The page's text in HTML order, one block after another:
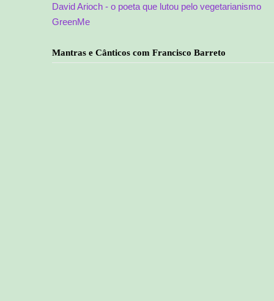
David Arioch - o poeta que lutou pelo vegetarianismo
GreenMe
Mantras e Cânticos com Francisco Barreto